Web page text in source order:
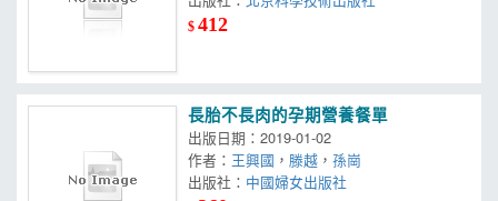
$412
長胎不長肉的孕期營養餐單
出版日期：2019-01-02
作者： 王興國 ，滕越 ，孫崗
出版社： 中國婦女出版社